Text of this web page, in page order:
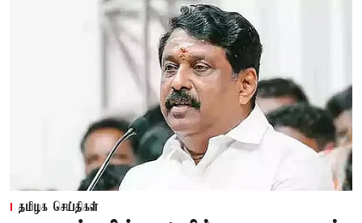
தமிழக செய்திகள்